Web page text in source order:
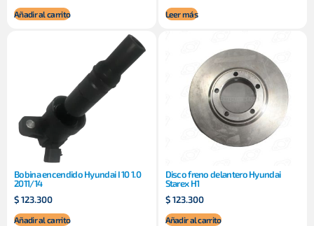
Añadir al carrito Leer más
Bobina encendido Hyundai I 10 1.0
2011/14
$123.300
Añadir al carrito
Disco freno delantero Hyundai
Starex H1
$123.300
Añadir al carrito